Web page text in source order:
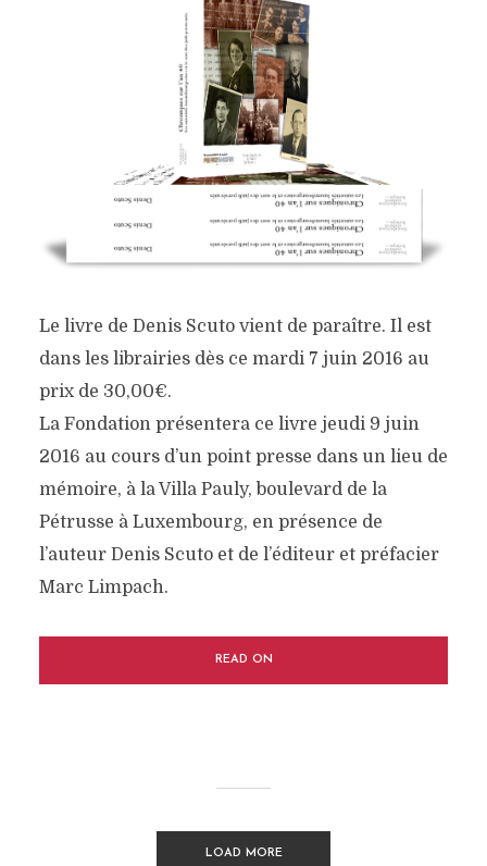
Le livre de Denis Scuto vient de paraître. Il est
dans les librairies dès ce mardi 7 juin 2016 au
prix de 30,00€.
La Fondation présentera ce livre jeudi 9 juin
2016 au cours d’un point presse dans un lieu de
mémoire, à la Villa Pauly, boulevard de la
Pétrusse à Luxembourg, en présence de
l’auteur Denis Scuto et de l’éditeur et préfacier
Marc Limpach.
READ ON
LOAD MORE